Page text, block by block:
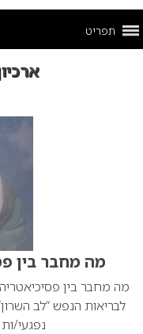
תפריט
מה מחבר בין
מה מחבר בין פסיכיאטריה
לבריאות הנפש “לב
נפגעי/